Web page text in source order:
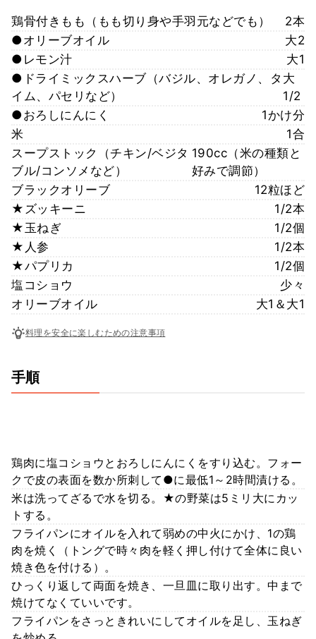
鶏骨付きもも（もも切り身や手羽元などでも）
2本
●オリーブオイル
大2
●レモン汁
大1
●ドライミックスハーブ（バジル、オレガノ、タ
イム、パセリなど）
大
1/2
●おろしにんにく
1かけ分
米
1合
スープストック（チキン/ベジタ
ブル/コンソメなど）
190cc（米の種類と
好みで調節）
ブラックオリーブ
12粒ほど
★ズッキーニ
1/2本
★玉ねぎ
1/2個
★人参
1/2本
★パプリカ
1/2個
塩コショウ
少々
オリーブオイル
大1＆大1
料理を安全に楽しむための注意事項
手順
鶏肉に塩コショウとおろしにんにくをすり込む。フォー
クで皮の表面を数か所刺して●に最低1～2時間漬ける。
米は洗ってざるで水を切る。★の野菜は5ミリ大にカッ
トする。
フライパンにオイルを入れて弱めの中火にかけ、1の鶏
肉を焼く（トングで時々肉を軽く押し付けて全体に良い
焼き色を付ける）。
ひっくり返して両面を焼き、一旦皿に取り出す。中まで
焼けてなくていいです。
フライパンをさっときれいにしてオイルを足し、玉ねぎ